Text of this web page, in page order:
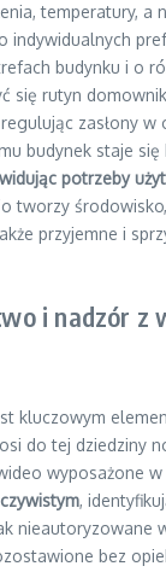
temperatury, a
indywidualnych
budynku i o
się rutyn
zasłony w
budynek staje się
potrzeby
tworzy
przyjemne i
i nadzór z
kluczowym
do tej dziedziny
wyposażone
,
nieautoryzowane
bez